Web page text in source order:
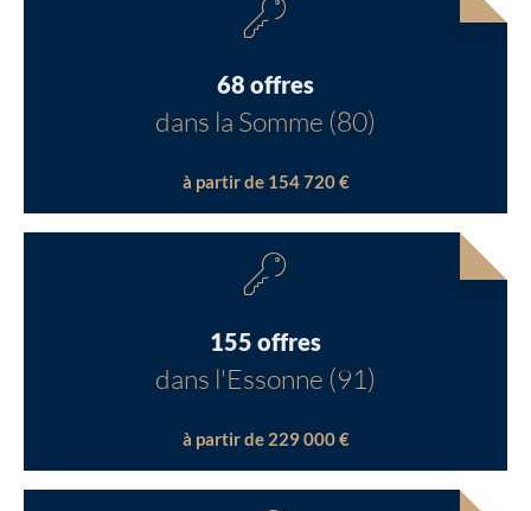
68 offres
dans la Somme (80)
à partir de 154 720 €
155 offres
dans l'Essonne (91)
à partir de 229 000 €